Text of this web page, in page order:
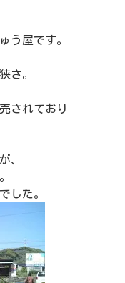
う屋です。
さ。
されており
、
した。